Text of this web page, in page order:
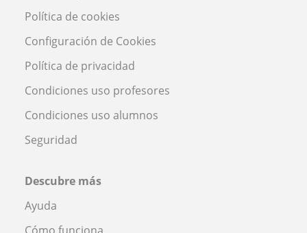
Política de cookies
Configuración de Cookies
Política de privacidad
Condiciones uso profesores
Condiciones uso alumnos
Seguridad
Descubre más
Ayuda